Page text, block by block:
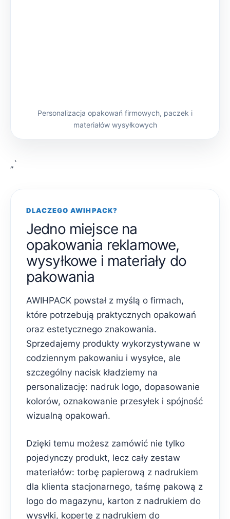
Personalizacja opakowań firmowych, paczek i
materiałów wysyłkowych
„`
DLACZEGO AWIHPACK?
Jedno miejsce na
opakowania reklamowe,
wysyłkowe i materiały do
pakowania
AWIHPACK powstał z myślą o firmach,
które potrzebują praktycznych opakowań
oraz estetycznego znakowania.
Sprzedajemy produkty wykorzystywane w
codziennym pakowaniu i wysyłce, ale
szczególny nacisk kładziemy na
personalizację: nadruk logo, dopasowanie
kolorów, oznakowanie przesyłek i spójność
wizualną opakowań.
Dzięki temu możesz zamówić nie tylko
pojedynczy produkt, lecz cały zestaw
materiałów: torbę papierową z nadrukiem
dla klienta stacjonarnego, taśmę pakową z
logo do magazynu, karton z nadrukiem do
wysyłki, kopertę z nadrukiem do